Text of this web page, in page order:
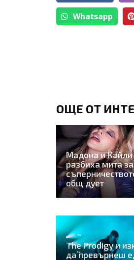
Whatsapp
ОЩЕ ОТ
Мадона и
разбиха мита за
общ дует
The Prodigy и
да превърнеш